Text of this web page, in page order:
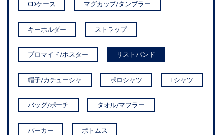
CDケース マグカップ/タンブラー
キーホルダー ストラップ
プロマイド/ポスター リストバンド
帽子/カチューシャ ポロシャツ Tシャツ
バッグ/ポーチ タオル/マフラー
パーカー ボトムス